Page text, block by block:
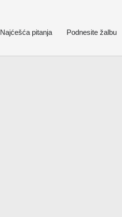
Najćešća pitanja Podnesite žalbu